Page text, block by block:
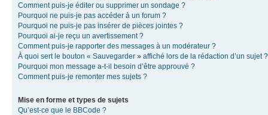
Comment puis-je éditer ou supprimer un sondage ?
Pourquoi ne puis-je pas accéder à un forum ?
Pourquoi ne puis-je pas insérer de pièces jointes ?
Pourquoi ai-je reçu un avertissement ?
Comment puis-je rapporter des messages à un modérateur ?
À quoi sert le bouton « Sauvegarder » affiché lors de la rédaction d’un sujet ?
Pourquoi mon message a-t-il besoin d’être approuvé ?
Comment puis-je remonter mes sujets ?
Mise en forme et types de sujets
Qu’est-ce que le BBCode ?